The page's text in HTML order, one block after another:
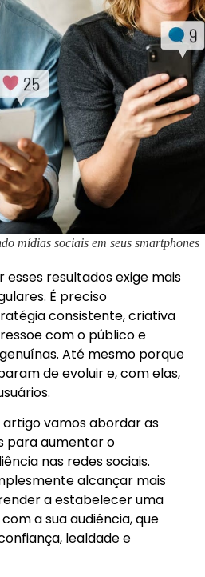
mídias sociais em seus smartphones
resultados exige mais
É preciso
consistente, criativa
com o público e
Até mesmo porque
de evoluir e, com elas,
artigo vamos abordar as
para aumentar o
nas redes sociais.
alcançar mais
a estabelecer uma
a sua audiência, que
lealdade e